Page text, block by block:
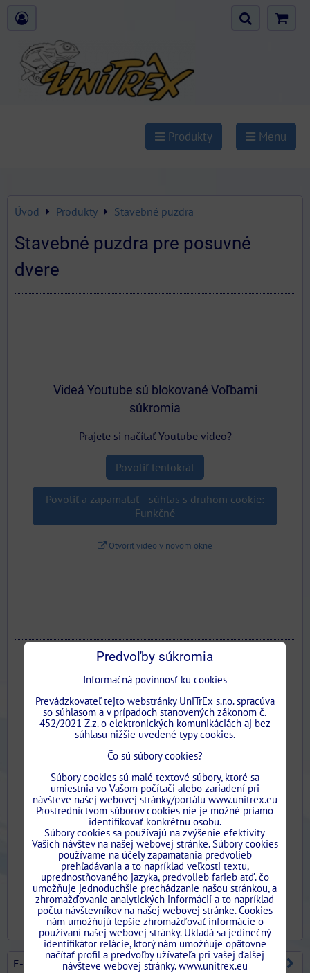
Produkty Menu
Úvod Produkty Stavebné puzdra
Stavebné puzdra pre posuvné
dvere
Videá Youtube sú blokované Voľbami
súkromia
Prajete si načítať Youtube video?
Povoliť tentokrát
Povoliť a zapamätať - súhlas s druhom cookie:
Funkčné
Otvoriť video v novom okne
Presentacia
Typy puzdier
Technická podpora
Katalog
Fotogaleria
Telefonická podpora
každý deň 7/7 od 08:00 do 20:00.
E-SHOP
Predvoľby súkromia
Informačná povinnosť ku cookies
Prevádzkovateľ tejto webstránky UniTrEx s.r.o. spracúva
so súhlasom a v prípadoch stanovených zákonom č.
452/2021 Z.z. o elektronických komunikáciách aj bez
súhlasu nižšie uvedené typy cookies.
Čo sú súbory cookies?
Súbory cookies sú malé textové súbory, ktoré sa
umiestnia vo Vašom počítači alebo zariadení pri
návšteve našej webovej stránky/portálu www.unitrex.eu
Prostredníctvom súborov cookies nie je možné priamo
identifikovať konkrétnu osobu.
Súbory cookies sa používajú na zvýšenie efektivity
Vašich návštev na našej webovej stránke. Súbory cookies
používame na účely zapamätania predvolieb
prehľadávania a to napríklad veľkosti textu,
uprednostňovaného jazyka, predvolieb farieb atď. čo
umožňuje jednoduchšie prechádzanie našou stránkou, a
zhromažďovanie analytických informácií a to napríklad
počtu návštevníkov na našej webovej stránke. Cookies
nám umožňujú lepšie zhromažďovať informácie o
používaní našej webovej stránky. Ukladá sa jedinečný
identifikátor relácie, ktorý nám umožňuje opätovne
načítať profil a predvoľby užívateľa pri vašej ďalšej
návšteve webovej stránky. www.unitrex.eu